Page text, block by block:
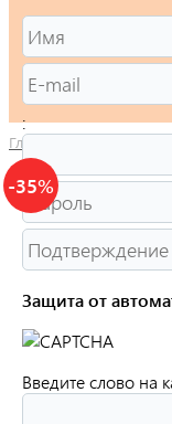
Главная
-35%
:
Защита от
Введите слово на